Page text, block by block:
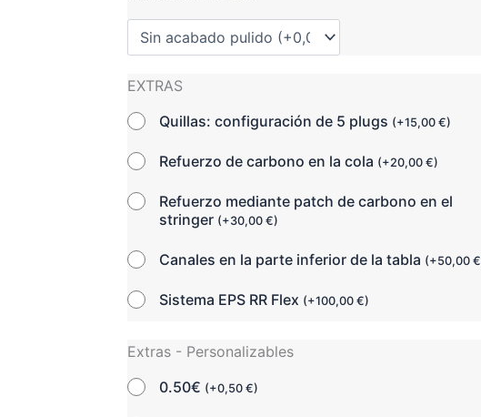
EXTRAS
Quillas: configuración de 5 plugs (+15,00€)
Refuerzo de carbono en la cola (+20,00€)
Refuerzo mediante patch de carbono en el
stringer (+30,00€)
Canales en la parte inferior de la tabla (+50,00€
Sistema EPS RR Flex (+100,00€)
Extras - Personalizables
0.50€ (+0,50€)